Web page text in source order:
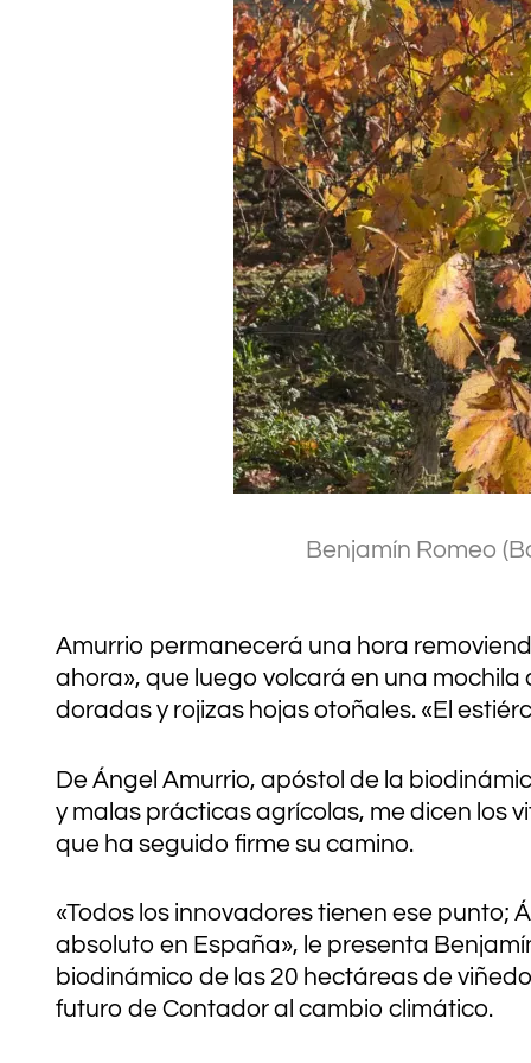
Benjamín Romeo
Amurrio permanecerá una hora
ahora», que luego volcará en una
doradas y rojizas hojas otoñales. «El
De Ángel Amurrio, apóstol de la
y malas prácticas agrícolas, me dicen los
que ha seguido firme su camino.
«Todos los innovadores tienen ese punto;
absoluto en España», le presenta
biodinámico de las 20 hectáreas de
futuro de Contador al cambio climático.